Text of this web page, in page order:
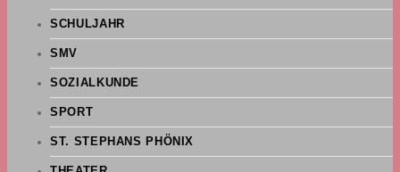
SCHULJAHR
SMV
SOZIALKUNDE
SPORT
ST. STEPHANS PHÖNIX